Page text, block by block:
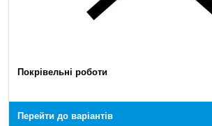
Покрівельні роботи
Перейти до варіантів